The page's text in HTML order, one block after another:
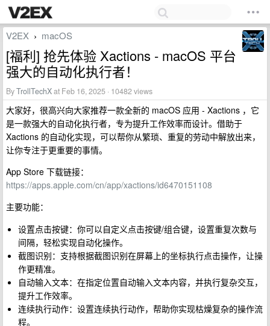
V2EX › macOS
[福利] 抢先体验 Xactions - macOS 平台
强大的自动化执行者！
ByTrollTechXat Feb 16, 2025 · 10482 views
大家好，很高兴向大家推荐一款全新的 macOS 应用 - Xactions ，它
是一款强大的自动化执行者，专为提升工作效率而设计。借助于
Xactions 的自动化实现，可以帮你从繁琐、重复的劳动中解放出来，
让你专注于更重要的事情。
App Store 下载链接：
https://apps.apple.com/cn/app/xactions/id6470151108
主要功能：
设置点击按键：你可以自定义点击按键/组合键，设置重复次数与
间隔，轻松实现自动化操作。
截图识别：支持根据截图识别在屏幕上的坐标执行点击操作，让操
作更精准。
自动输入文本：在指定位置自动输入文本内容，并执行复杂交互，
提升工作效率。
连续执行动作：设置连续执行动作，帮助你实现枯燥复杂的操作流
程。